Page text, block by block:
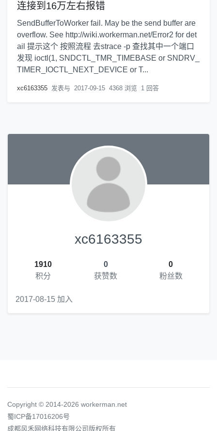
连接到16万左右报错
SendBufferToWorker fail. May be the send buffer are
overflow. See http://wiki.workerman.net/Error2 for det
ail 提示这个 按照流程 去strace -p 查找其中一个端口
发现 ioctl(1, SNDCTL_TMR_TIMEBASE or SNDRV_
TIMER_IOCTL_NEXT_DEVICE or T...
xc6163355 发表与 2017-09-15 4368 浏览 1 回答
xc6163355
1910
积分
0
获赞数
0
粉丝数
2017-08-15 加入
Copyright © 2014-2026 workerman.net
蜀ICP备17016206号
成都风禾网络科技有限公司版权所有